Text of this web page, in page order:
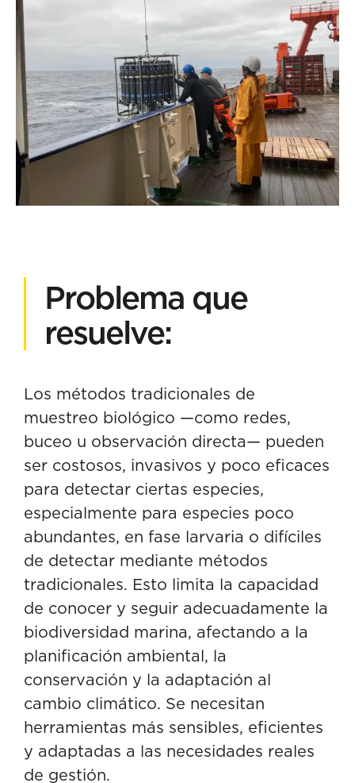
Problema que
resuelve:
Los métodos tradicionales de
muestreo biológico —como redes,
buceo u observación directa— pueden
ser costosos, invasivos y poco eficaces
para detectar ciertas especies,
especialmente para especies poco
abundantes, en fase larvaria o difíciles
de detectar mediante métodos
tradicionales. Esto limita la capacidad
de conocer y seguir adecuadamente la
biodiversidad marina, afectando a la
planificación ambiental, la
conservación y la adaptación al
cambio climático. Se necesitan
herramientas más sensibles, eficientes
y adaptadas a las necesidades reales
de gestión.